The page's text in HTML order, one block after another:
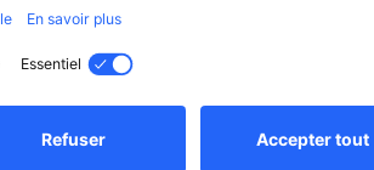
financier et comptable ainsi